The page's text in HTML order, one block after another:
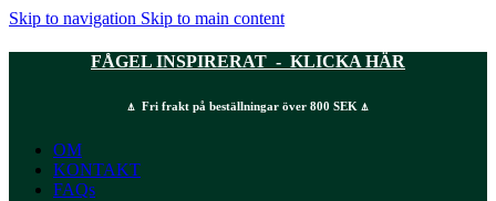
Skip to navigation Skip to main content
FÅGEL INSPIRERAT - KLICKA HÄR
⍋ Fri frakt på beställningar över 800 SEK ⍋
OM
KONTAKT
FAQs